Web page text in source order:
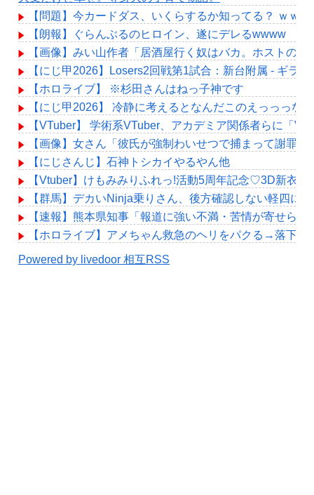
【問題】今カードダス、いくらするか知ってる？ ｗｗｗ
【朗報】ぐらんぶるのヒロイン、遂にデレるwwww
【画像】みい山作者「居酒屋行く奴はバカ。ホストの
【にじ甲2026】Losers2回戦第1試合：新台附属 - ギラ
【ホロライブ】 ※杉田さんはねっ子神です
【にじ甲2026】 冷静に考えるとなんだこのえっっっな
【VTuber】 学術系VTuber、アカデミア関係者らに「
【画像】女さん「彼氏が強制わいせつで捕まって謝罪の
【にじさんじ】石神トシカイやるやん他
【Vtuber】けもみみりふれっ!活動5周年記念♡3D新衣
【群馬】デカいNinja乗りさん、後方確認しない軽四に
【速報】熊本県知事「報道に強い不満・苦情が寄せら
【ホロライブ】アメちゃん救急のヘリをパクる→落下【
Powered by livedoor 相互RSS